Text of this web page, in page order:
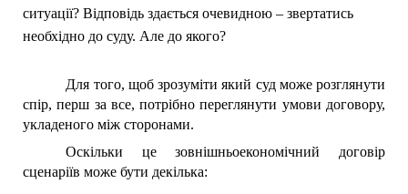
ситуації? Відповідь здається очевидною – звертатись
необхідно до суду. Але до якого?
Для того, щоб зрозуміти який суд може розглянути
спір, перш за все, потрібно переглянути умови договору,
укладеного між сторонами.
Оскільки це зовнішньоекономічний договір
сценаріїв може бути декілька: